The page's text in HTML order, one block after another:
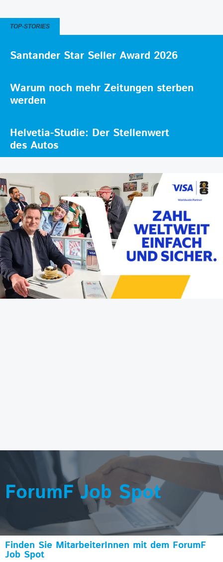
TOP-STORIES
Santander Star Seller Award 2026
Warum noch mehr Zeitungen sterben
werden
Helvetia-Studie: Der Stellenwert
des Autos
ForumF Job Spot
Finden Sie MitarbeiterInnen mit dem ForumF
Job Spot